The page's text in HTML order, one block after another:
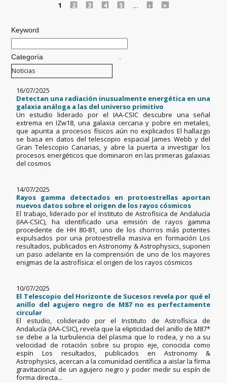
1 2 3 4 5 … › »
Keyword
Categoría
16/07/2025
Detectan una radiación inusualmente energética en una
galaxia análoga a las del universo primitivo
Un estudio liderado por el IAA-CSIC descubre una señal
extrema en IZw18, una galaxia cercana y pobre en metales,
que apunta a procesos físicos aún no explicados El hallazgo
se basa en datos del telescopio espacial James Webb y del
Gran Telescopio Canarias, y abre la puerta a investigar los
procesos energéticos que dominaron en las primeras galaxias
del cosmos
14/07/2025
Rayos gamma detectados en protoestrellas aportan
nuevos datos sobre el origen de los rayos cósmicos
El trabajo, liderado por el Instituto de Astrofísica de Andalucía
(IAA-CSIC), ha identificado una emisión de rayos gamma
procedente de HH 80-81, uno de los chorros más potentes
expulsados por una protoestrella masiva en formación Los
resultados, publicados en Astronomy & Astrophysics, suponen
un paso adelante en la comprensión de uno de los mayores
enigmas de la astrofísica: el origen de los rayos cósmicos
10/07/2025
El Telescopio del Horizonte de Sucesos revela por qué el
anillo del agujero negro de M87 no es perfectamente
circular
El estudio, coliderado por el Instituto de Astrofísica de
Andalucía (IAA-CSIC), revela que la elipticidad del anillo de M87*
se debe a la turbulencia del plasma que lo rodea, y no a su
velocidad de rotación sobre su propio eje, conocida como
espín Los resultados, publicados en Astronomy &
Astrophysics, acercan a la comunidad científica a aislar la firma
gravitacional de un agujero negro y poder medir su espín de
forma directa...